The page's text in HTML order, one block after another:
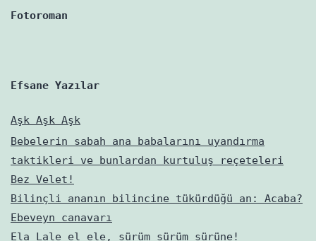
varmış?
Fotoroman
Efsane Yazılar
Aşk Aşk Aşk
Bebelerin sabah ana babalarını uyandırma
taktikleri ve bunlardan kurtuluş reçeteleri
Bez Velet!
Bilinçli ananın bilincine tükürdüğü an: Acaba?
Ebeveyn canavarı
Ela Lale el ele, sürüm sürüm sürüne!